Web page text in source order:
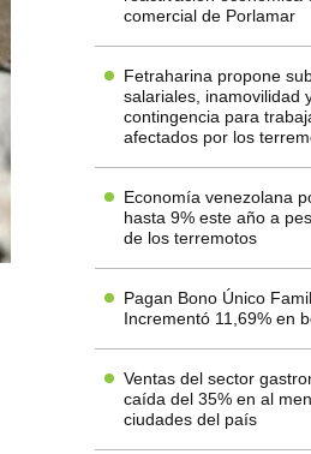
comercial de Porlamar
Fetraharina propone
salariales, inamovilidad
contingencia para
afectados por los
Economía venezolana
hasta 9% este año a
de los terremotos
Pagan Bono Único
Incrementó 11,69% en
Ventas del sector
caída del 35% en al
ciudades del país